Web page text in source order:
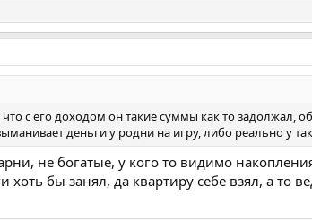
с его доходом он такие суммы как то задолжал,
деньги у родни на игру, либо реально у
не богатые, у кого то видимо
хоть бы занял, да квартиру себе взял, а